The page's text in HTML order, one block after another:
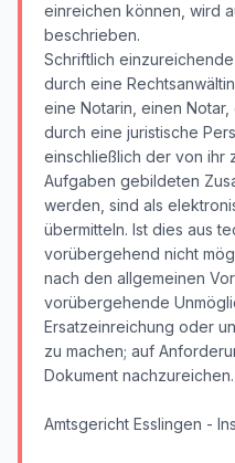
einreichen können, wird
beschrieben.
Schriftlich
durch eine
eine Notarin, einen
durch eine juristische
einschließlich der von ihr
Aufgaben gebildeten
werden, sind als
übermitteln. Ist dies aus
vorübergehend nicht
nach den allgemeinen
vorübergehende
Ersatzeinreichung oder
zu machen; auf
Dokument nachzureichen.
Amtsgericht Esslingen -